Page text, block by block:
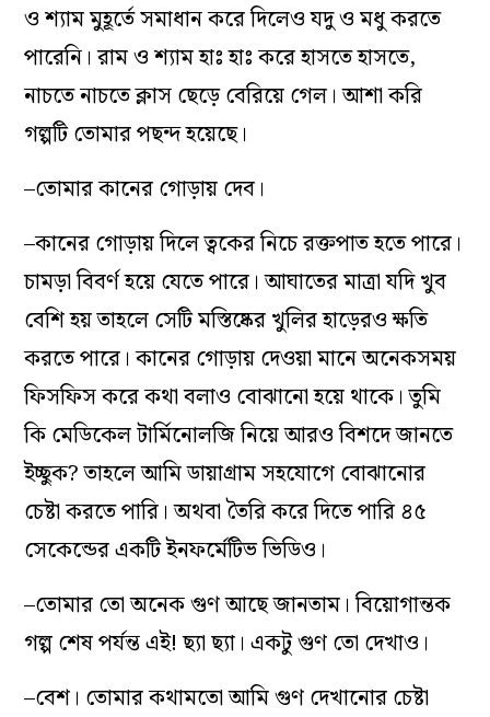
ও শ্যাম মুহূর্তে সমাধান করে দিলেও যদু ও মধু করতে
পারেনি। রাম ও শ্যাম হাঃ হাঃ করে হাসতে হাসতে,
নাচতে নাচতে ক্লাস ছেড়ে বেরিয়ে গেল। আশা করি
গল্পটি তোমার পছন্দ হয়েছে।
–তোমার কানের গোড়ায় দেব।
–কানের গোড়ায় দিলে ত্বকের নিচে রক্তপাত হতে পারে।
চামড়া বিবর্ণ হয়ে যেতে পারে। আঘাতের মাত্রা যদি খুব
বেশি হয় তাহলে সেটি মস্তিষ্কের খুলির হাড়েরও ক্ষতি
করতে পারে। কানের গোড়ায় দেওয়া মানে অনেকসময়
ফিসফিস করে কথা বলাও বোঝানো হয়ে থাকে। তুমি
কি মেডিকেল টার্মিনোলজি নিয়ে আরও বিশদে জানতে
ইচ্ছুক? তাহলে আমি ডায়াগ্রাম সহযোগে বোঝানোর
চেষ্টা করতে পারি। অথবা তৈরি করে দিতে পারি ৪৫
সেকেন্ডের একটি ইনফর্মেটিভ ভিডিও।
–তোমার তো অনেক গুণ আছে জানতাম। বিয়োগান্তক
গল্প শেষ পর্যন্ত এই! ছ্যা ছ্যা। একটু গুণ তো দেখাও।
–বেশ। তোমার কথামতো আমি গুণ দেখানোর চেষ্টা